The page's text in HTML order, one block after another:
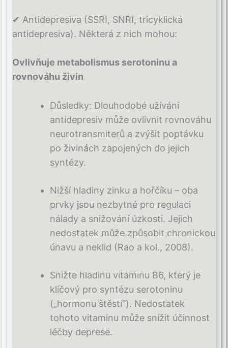
✔ Antidepresiva (SSRI, SNRI, tricyklická
antidepresiva). Některá z nich mohou:
Ovlivňuje metabolismus serotoninu a
rovnováhu živin
Důsledky: Dlouhodobé užívání
antidepresiv může ovlivnit rovnováhu
neurotransmiterů a zvýšit poptávku
po živinách zapojených do jejich
syntézy.
Nižší hladiny zinku a hořčíku – oba
prvky jsou nezbytné pro regulaci
nálady a snižování úzkosti. Jejich
nedostatek může způsobit chronickou
únavu a neklid (Rao a kol., 2008).
Snižte hladinu vitaminu B6, který je
klíčový pro syntézu serotoninu
(„hormonu štěstí“). Nedostatek
tohoto vitaminu může snížit účinnost
léčby deprese.